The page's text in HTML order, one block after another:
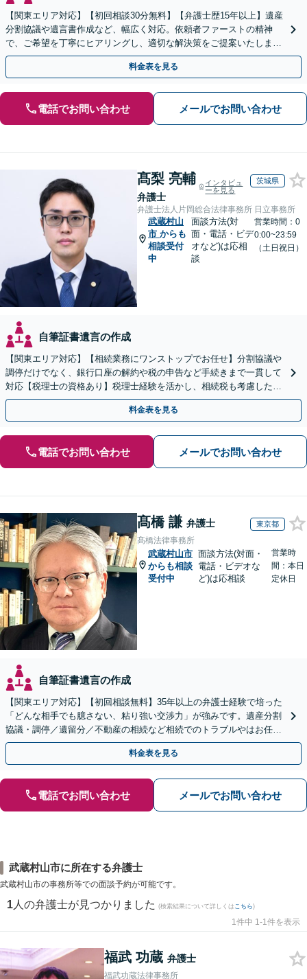
【関東エリア対応】【初回相談30分無料】【弁護士歴15年以上】遺産
分割協議や遺言書作成など、幅広く対応。依頼者ファーストの精神
で、ご希望を丁寧にヒアリングし、適切な解決策をご提案いたしま
す。まずは無料相談でお悩みをお聞かせください。
料金表を見る
電話でお問い合わせ メールでお問い合わせ
髙梨 亮輔
弁護士
インタビュ
ーを見る
茨城県
弁護士法人片岡総合法律事務所 日立事務所
武蔵村山
市 からも
相談受付
中
面談方法(対
面・電話・ビデ
オなど)は応相
談
営業時間：0
0:00~23:59
（土日祝日）
自筆証書遺言の作成
【関東エリア対応】【相続業務にワンストップでお任せ】分割協議や
調停だけでなく、銀行口座の解約や税の申告など手続きまで一貫して
対応【税理士の資格あり】税理士経験を活かし、相続税も考慮した相
続手続きもお任せください【初回相談無料】生前贈与も対応
料金表を見る
電話でお問い合わせ メールでお問い合わせ
髙橋 謙 弁護士 東京都
髙橋法律事務所
武蔵村山市
からも相談
受付中
面談方法(対面・
電話・ビデオな
ど)は応相談
営業時
間：本日
定休日
自筆証書遺言の作成
【関東エリア対応】【初回相談無料】35年以上の弁護士経験で培った
「どんな相手でも臆さない、粘り強い交渉力」が強みです。遺産分割
協議・調停／遺留分／不動産の相続など相続でのトラブルやはお任せ
ください。遺言書や生前贈与など生前対策にも注力
料金表を見る
電話でお問い合わせ メールでお問い合わせ
武蔵村山市に所在する弁護士
武蔵村山市の事務所等での面談予約が可能です。
1 人の弁護士が見つかりました (検索結果について詳しくは こちら)
1件中 1-1件を表示
福武 功蔵 弁護士
福武功蔵法律事務所